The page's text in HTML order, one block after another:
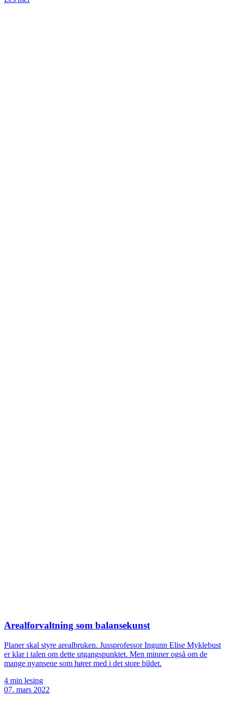
Arealforvaltning som balansekunst
Planer skal styre arealbruken. Jussprofessor Ingunn Elise Myklebust
er klar i talen om dette utgangspunktet. Men minner også om de
mange nyansene som hører med i det store bildet.
4 min lesing
07. mars 2022